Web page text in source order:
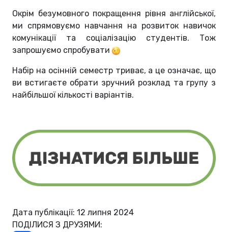
Окрім безумовного покращення рівня англійської,
ми спрямовуємо навчання на розвиток навичок
комунікації та соціалізацію студентів. Тож
запрошуємо спробувати
Набір на осінній семестр триває, а це означає, що
ви встигаєте обрати зручний розклад та групу з
найбільшої кількості варіантів.
Дата публікації: 12 липня 2024
ПОДІЛИСЯ З ДРУЗЯМИ: